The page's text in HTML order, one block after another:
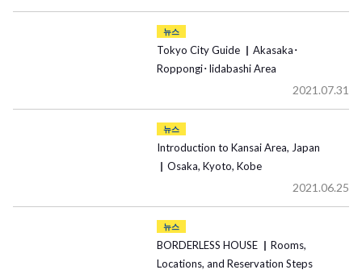
뉴스
Tokyo City Guide ▏Akasaka･
Roppongi･Iidabashi Area
2021.07.31
뉴스
Introduction to Kansai Area, Japan
▏Osaka, Kyoto, Kobe
2021.06.25
뉴스
BORDERLESS HOUSE ▏Rooms,
Locations, and Reservation Steps